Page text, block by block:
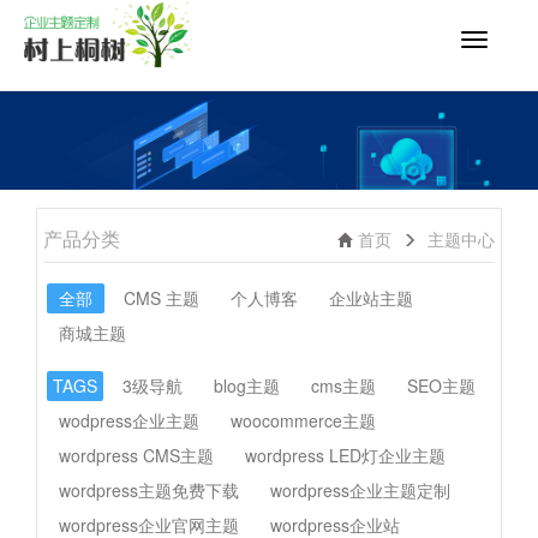
切
导
产品分类 首页 主题中心
全部 CMS 主题 个人博客
企业站主题
商城主题
TAGS 3级导航 blog主题 cms主题
SEO主题
wodpress企业主题
woocommerce主题
wordpress CMS主题
wordpress LED灯企业主题
wordpress主题免费下载
wordpress企业主题定制
wordpress企业官网主题
wordpress企业站